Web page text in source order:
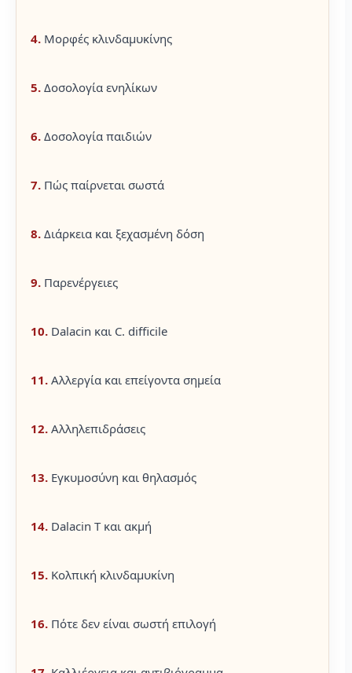
4. Μορφές κλινδαμυκίνης
5. Δοσολογία ενηλίκων
6. Δοσολογία παιδιών
7. Πώς παίρνεται σωστά
8. Διάρκεια και ξεχασμένη δόση
9. Παρενέργειες
10. Dalacin και C. difficile
11. Αλλεργία και επείγοντα σημεία
12. Αλληλεπιδράσεις
13. Εγκυμοσύνη και θηλασμός
14. Dalacin T και ακμή
15. Κολπική κλινδαμυκίνη
16. Πότε δεν είναι σωστή επιλογή